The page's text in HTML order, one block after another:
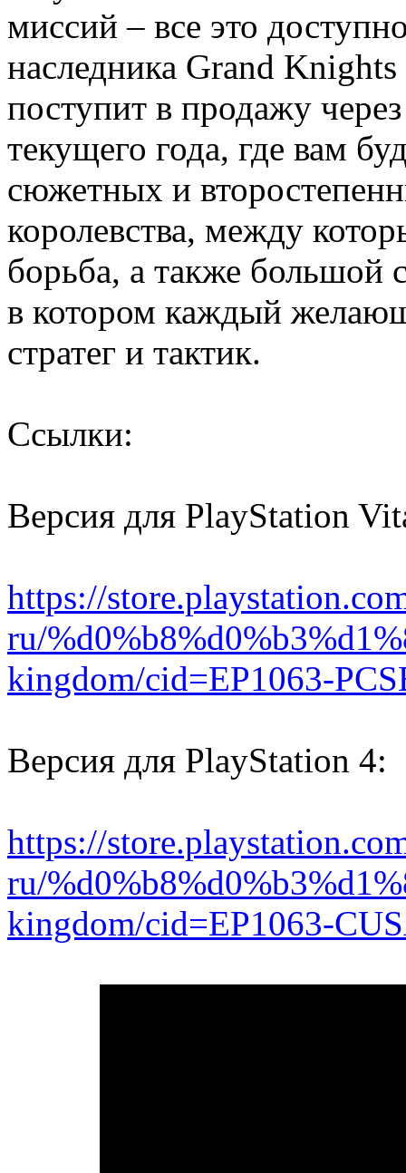
миссий – все это
наследника Grand
поступит в продажу
текущего года, где вам
сюжетных и
королевства, между
борьба, а также большой
в котором каждый
стратег и тактик.
Ссылки:
Версия для PlayStation
https://
ru/
kingdom/cid=EP1063-
Версия для PlayStation 4:
https://
ru/
kingdom/cid=EP1063-